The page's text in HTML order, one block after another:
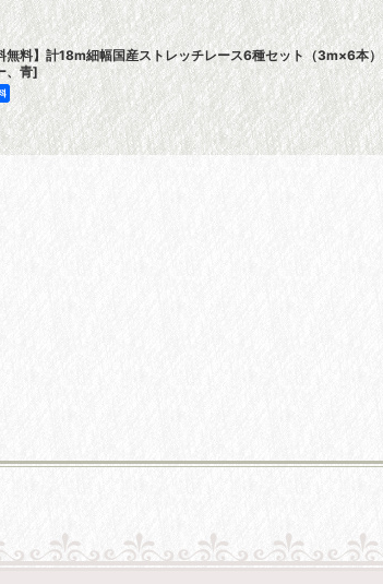
無料】計18m細幅国産ストレッチレース6種セット（3m×6本）
、青]